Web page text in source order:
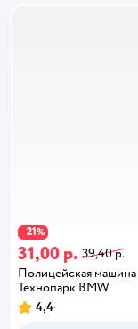
−21%
31,00 р. 39,40 р.
Полицейская машина
Технопарк BMW
4,4